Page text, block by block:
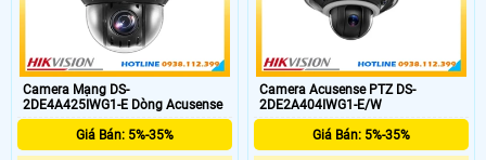
Camera Mạng DS-
2DE4A425IWG1-E Dòng Acusense
Giá Bán: 5%-35%
Camera Acusense PTZ DS-
2DE2A404IWG1-E/W
Giá Bán: 5%-35%